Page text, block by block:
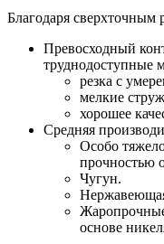
Благодаря сверхточным
Превосходный
труднодоступные
резка с
мелкие
хорошее
Средняя
Особо
прочностью
Чугун.
основе